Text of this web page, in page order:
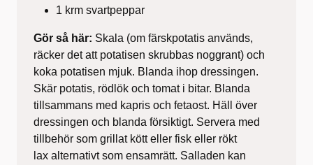
1 krm svartpeppar
Gör så här: Skala (om färskpotatis används,
räcker det att potatisen skrubbas noggrant) och
koka potatisen mjuk. Blanda ihop dressingen.
Skär potatis, rödlök och tomat i bitar. Blanda
tillsammans med kapris och fetaost. Häll över
dressingen och blanda försiktigt. Servera med
tillbehör som grillat kött eller fisk eller rökt
lax alternativt som ensamrätt. Salladen kan